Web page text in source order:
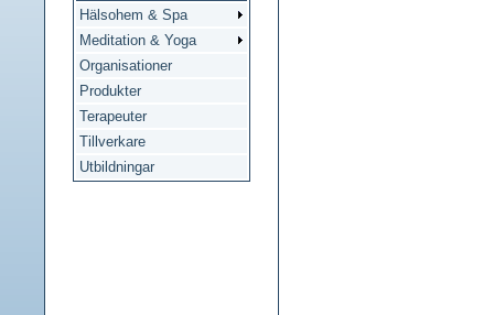
Hälsohem & Spa
Meditation & Yoga
Organisationer
Produkter
Terapeuter
Tillverkare
Utbildningar